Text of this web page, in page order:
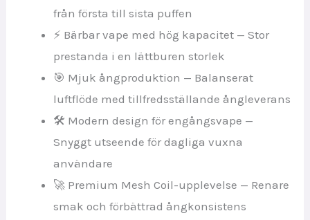
från första till sista puffen
⚡ Bärbar vape med hög kapacitet — Stor
prestanda i en lättburen storlek
🎯 Mjuk ångproduktion — Balanserat
luftflöde med tillfredsställande ångleverans
🛠 Modern design för engångsvape —
Snyggt utseende för dagliga vuxna
användare
🚀 Premium Mesh Coil-upplevelse — Renare
smak och förbättrad ångkonsistens